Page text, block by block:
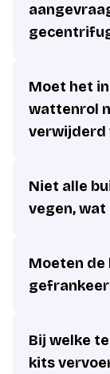
Moet het
wattenrol
verwijderd
Niet alle
vegen, wat
Moeten
Bij welke
kits